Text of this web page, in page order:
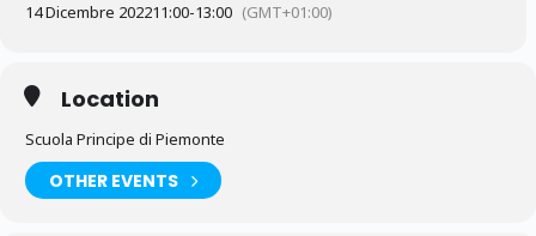
14 Dicembre 202211:00-13:00 (GMT+01:00)
Location
Scuola Principe di Piemonte
OTHER EVENTS